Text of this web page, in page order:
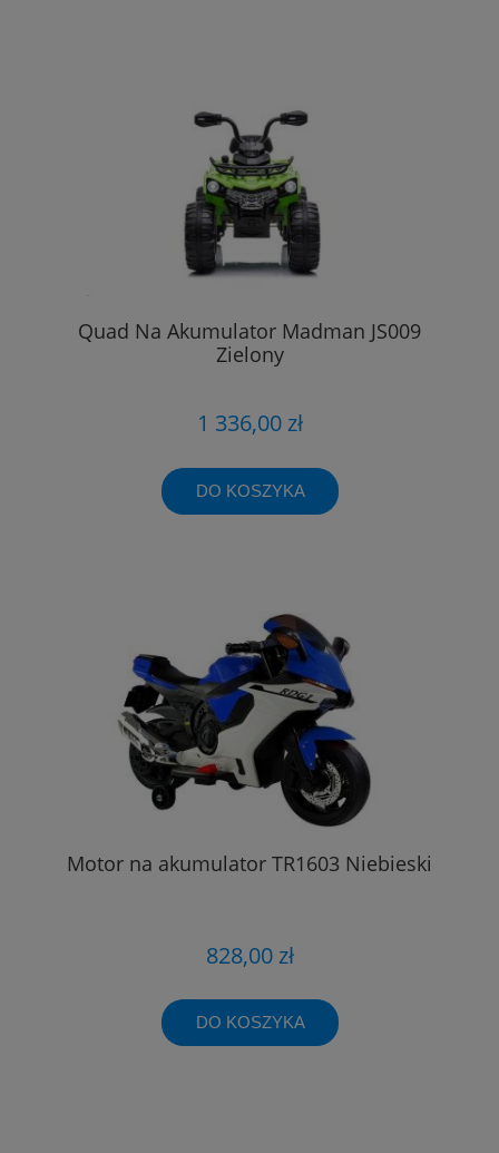
Quad Na Akumulator Madman JS009
Zielony
1 336,00 zł
DO KOSZYKA
Motor na akumulator TR1603 Niebieski
828,00 zł
DO KOSZYKA